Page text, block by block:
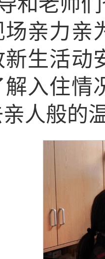
亲力亲
生活动
解入住情
人般的